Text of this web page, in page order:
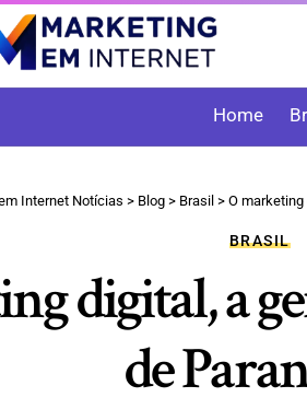
Home
Internet Notícias > Blog > Brasil >O marketing
BRASIL
digital, a
de